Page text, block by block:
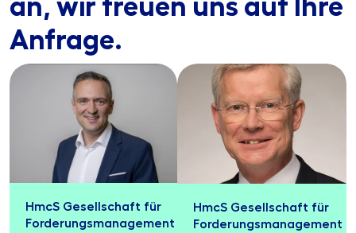
an, wir freuen uns auf Ihre
Anfrage.
HmcS Gesellschaft für
Forderungsmanagement
HmcS Gesellschaft für
Forderungsmanagement